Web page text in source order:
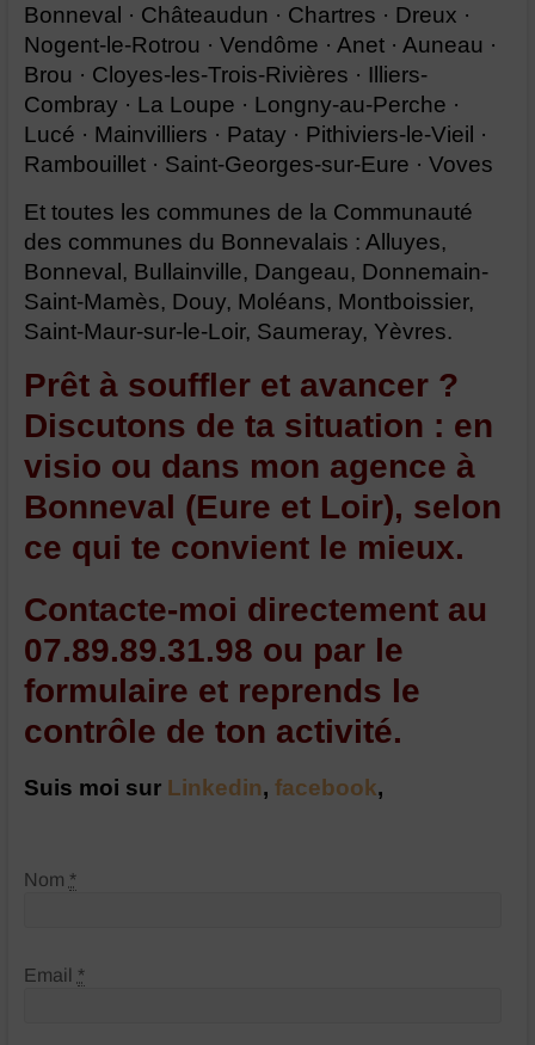
Bonneval · Châteaudun · Chartres · Dreux ·
Nogent-le-Rotrou · Vendôme · Anet · Auneau ·
Brou · Cloyes-les-Trois-Rivières · Illiers-
Combray · La Loupe · Longny-au-Perche ·
Lucé · Mainvilliers · Patay · Pithiviers-le-Vieil ·
Rambouillet · Saint-Georges-sur-Eure · Voves
Et toutes les communes de la Communauté
des communes du Bonnevalais : Alluyes,
Bonneval, Bullainville, Dangeau, Donnemain-
Saint-Mamès, Douy, Moléans, Montboissier,
Saint-Maur-sur-le-Loir, Saumeray, Yèvres.
Prêt à souffler et avancer ?
Discutons de ta situation : en
visio ou dans mon agence à
Bonneval (Eure et Loir), selon
ce qui te convient le mieux.
Contacte-moi directement au
07.89.89.31.98 ou par le
formulaire et reprends le
contrôle de ton activité.
Suis moi sur Linkedin, facebook,
Nom *
Email *